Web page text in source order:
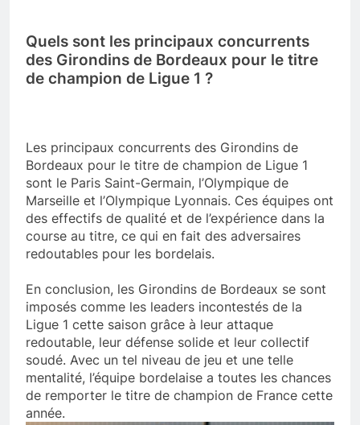
Quels sont les principaux concurrents
des Girondins de Bordeaux pour le titre
de champion de Ligue 1 ?
Les principaux concurrents des Girondins de
Bordeaux pour le titre de champion de Ligue 1
sont le Paris Saint-Germain, l’Olympique de
Marseille et l’Olympique Lyonnais. Ces équipes ont
des effectifs de qualité et de l’expérience dans la
course au titre, ce qui en fait des adversaires
redoutables pour les bordelais.
En conclusion, les Girondins de Bordeaux se sont
imposés comme les leaders incontestés de la
Ligue 1 cette saison grâce à leur attaque
redoutable, leur défense solide et leur collectif
soudé. Avec un tel niveau de jeu et une telle
mentalité, l’équipe bordelaise a toutes les chances
de remporter le titre de champion de France cette
année.